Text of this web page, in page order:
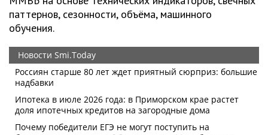
паттернов, сезонности, объёма, машинного
обучения.